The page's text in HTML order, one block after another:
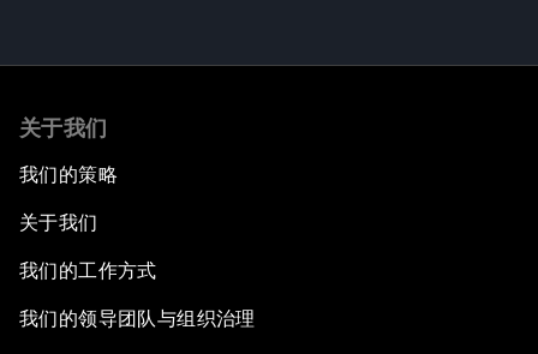
关于我们
我们的策略
关于我们
我们的工作方式
我们的领导团队与组织治理